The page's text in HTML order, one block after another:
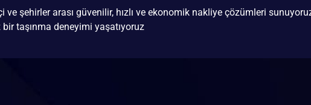
şehirler arası güvenilir, hızlı ve ekonomik nakliye çözümleri
taşınma deneyimi yaşatıyoruz